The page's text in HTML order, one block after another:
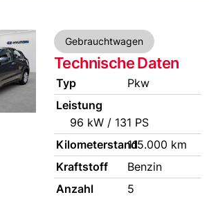
Gebrauchtwagen
Technische Daten
Typ
Pkw
Leistung
96 kW / 131 PS
Kilometerstand115.000 km
Kraftstoff
Benzin
Anzahl
5